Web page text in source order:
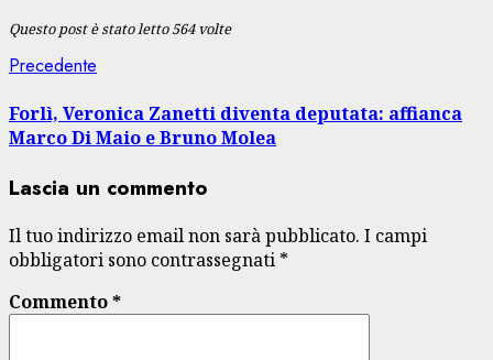
Questo post è stato letto 564 volte
Navigazione
articolo
Precedente
Forlì, Veronica Zanetti diventa deputata: affianca
Marco Di Maio e Bruno Molea
Lascia un commento
Il tuo indirizzo email non sarà pubblicato. I campi
obbligatori sono contrassegnati *
Commento*